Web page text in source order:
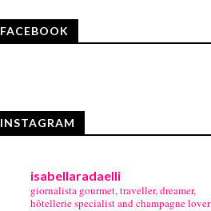
FACEBOOK
INSTAGRAM
isabellaradaelli
giornalista gourmet, traveller, dreamer,
hôtellerie specialist and champagne lover